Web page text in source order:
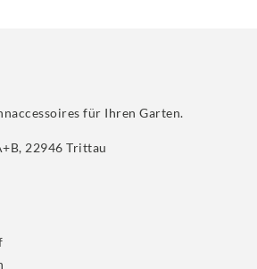
für Ihren Garten.
22946 Trittau